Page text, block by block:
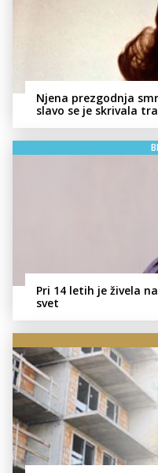
Njena prezgodnja
slavo se je skrivala
Pri 14 letih je živela
svet